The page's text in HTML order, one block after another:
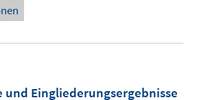
F
s
u
F
und Eingliederungsergebnisse